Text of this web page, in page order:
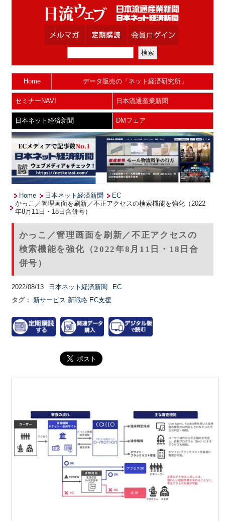
Home データ販売の「ネット経済研究所」
セミナーNAVI 日本流通産業新聞
日本ネット経済新聞 DMフェア
Home 日本ネット経済新聞
EC
かっこ／管理画面を刷新／不正アクセスの検索機能を強化（2022
年8月11日・18日合併号）
かっこ／管理画面を刷新／不正アクセスの
検索機能を強化（2022年8月11日・18日合
併号）
2022/08/13 日本ネット経済新聞
EC
タグ：
新サービス 新戦略 EC支援